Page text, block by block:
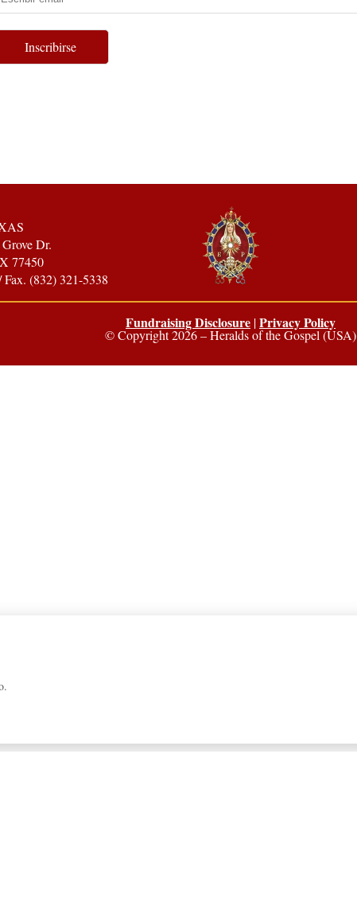
Inscribirse
Dr.
77450
(832) 321-5338
Fundraising Disclosure |Privacy Policy
© Copyright 2026 – Heralds of the Gospel (USA)